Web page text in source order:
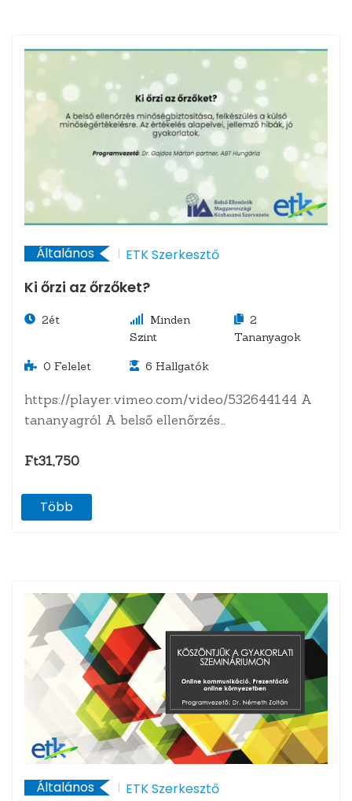
Általános ETK Szerkesztő
Ki őrzi az őrzőket?
2ét
Minden
Szint
2
Tananyagok
0 Felelet 6 Hallgatók
https://player.vimeo.com/video/532644144 A
tananyagról A belső ellenőrzés
minőségértékelésre. Az értékelés alapelvei,
Ft31,750
Több
Általános ETK Szerkesztő